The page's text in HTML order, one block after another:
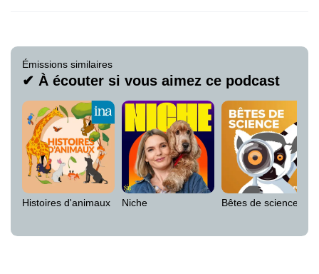
Émissions similaires
✔ À écouter si vous aimez ce podcast
Histoires d'animaux Niche Bêtes de science